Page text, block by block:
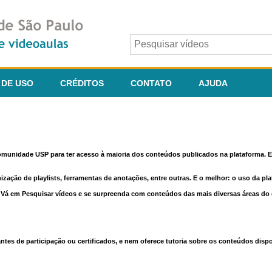
USO CRÉDITOS CONTATO AJUDA
USP para ter acesso à maioria dos conteúdos publicados na
de playlists, ferramentas de anotações, entre outras. E o melhor: o uso da
em Pesquisar vídeos e se surpreenda com conteúdos das mais diversas áreas
de participação ou certificados, e nem oferece tutoria sobre os conteúdos